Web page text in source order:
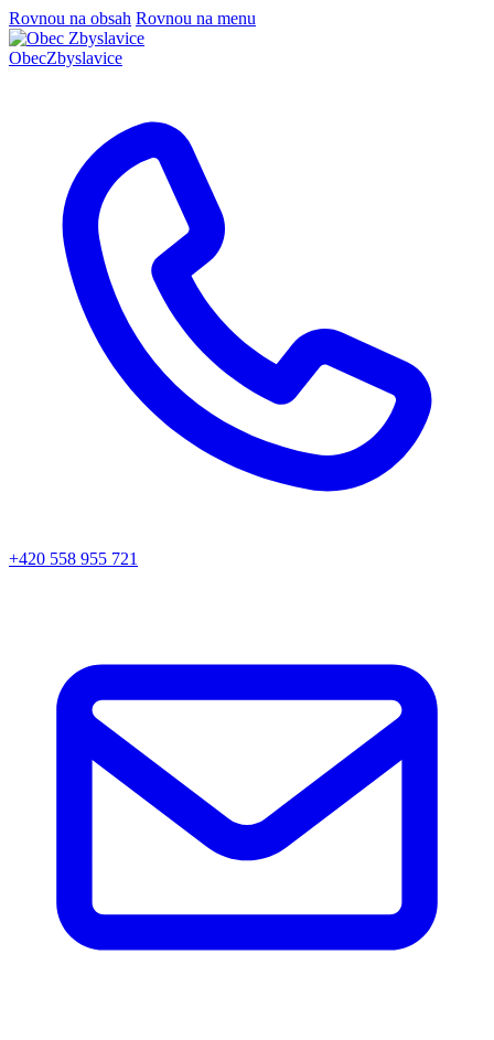
Rovnou na obsah Rovnou na menu
ObecZbyslavice
+420 558 955 721